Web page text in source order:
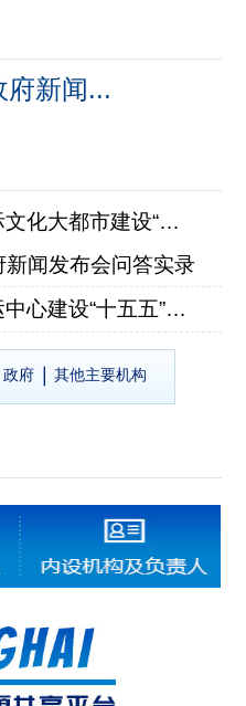
府新闻...
《上海市社会主义国际文化大都市建设“十五五”规划》...
闻发布会问答实录
《上海市加快国际航运中心建设“十五五”规划》有关情...
闻发布会问答实录
闻发布会问答实录
政府 其他主要机构